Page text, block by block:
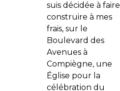
suis décidée à faire
construire à mes
frais, sur le
Boulevard des
Avenues à
Compiègne, une
Église pour la
célébration du